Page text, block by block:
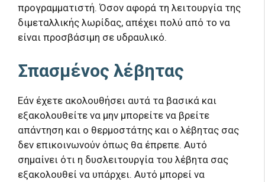
προγραμματιστή. Όσον αφορά τη λειτουργία της
διμεταλλικής λωρίδας, απέχει πολύ από το να
είναι προσβάσιμη σε υδραυλικό.
Σπασμένος λέβητας
Εάν έχετε ακολουθήσει αυτά τα βασικά και
εξακολουθείτε να μην μπορείτε να βρείτε
απάντηση και ο θερμοστάτης και ο λέβητας σας
δεν επικοινωνούν όπως θα έπρεπε. Αυτό
σημαίνει ότι η δυσλειτουργία του λέβητα σας
εξακολουθεί να υπάρχει. Αυτό μπορεί να